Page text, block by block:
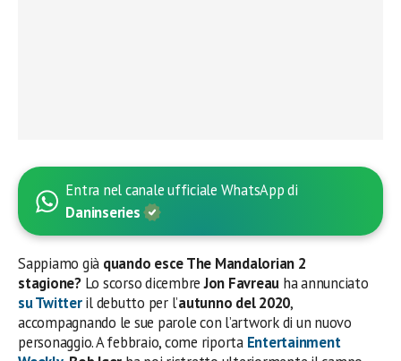
Entra nel canale ufficiale WhatsApp di
Daninseries
Sappiamo già quando esce The Mandalorian 2
stagione?Lo scorso dicembreJon Favreau ha annunciato
su Twitteril debutto per l’autunno del 2020,
accompagnando le sue parole con l’artwork di un nuovo
personaggio. A febbraio, come riporta Entertainment